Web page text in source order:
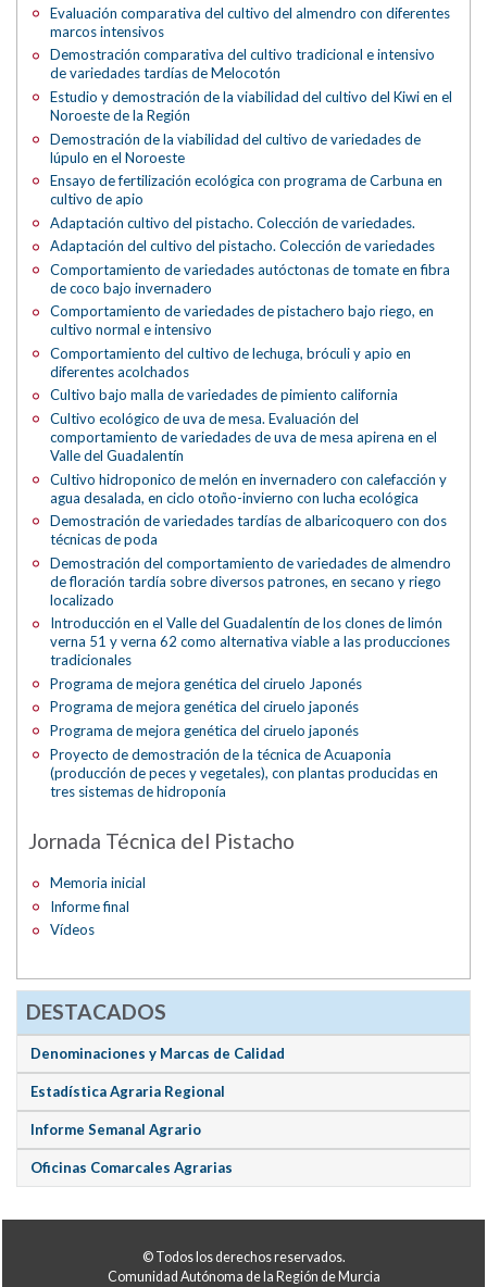
Evaluación comparativa del cultivo del almendro con diferentes
marcos intensivos
Demostración comparativa del cultivo tradicional e intensivo
de variedades tardías de Melocotón
Estudio y demostración de la viabilidad del cultivo del Kiwi en el
Noroeste de la Región
Demostración de la viabilidad del cultivo de variedades de
lúpulo en el Noroeste
Ensayo de fertilización ecológica con programa de Carbuna en
cultivo de apio
Adaptación cultivo del pistacho. Colección de variedades.
Adaptación del cultivo del pistacho. Colección de variedades
Comportamiento de variedades autóctonas de tomate en fibra
de coco bajo invernadero
Comportamiento de variedades de pistachero bajo riego, en
cultivo normal e intensivo
Comportamiento del cultivo de lechuga, bróculi y apio en
diferentes acolchados
Cultivo bajo malla de variedades de pimiento california
Cultivo ecológico de uva de mesa. Evaluación del
comportamiento de variedades de uva de mesa apirena en el
Valle del Guadalentín
Cultivo hidroponico de melón en invernadero con calefacción y
agua desalada, en ciclo otoño-invierno con lucha ecológica
Demostración de variedades tardías de albaricoquero con dos
técnicas de poda
Demostración del comportamiento de variedades de almendro
de floración tardía sobre diversos patrones, en secano y riego
localizado
Introducción en el Valle del Guadalentín de los clones de limón
verna 51 y verna 62 como alternativa viable a las producciones
tradicionales
Programa de mejora genética del ciruelo Japonés
Programa de mejora genética del ciruelo japonés
Programa de mejora genética del ciruelo japonés
Proyecto de demostración de la técnica de Acuaponia
(producción de peces y vegetales), con plantas producidas en
tres sistemas de hidroponía
Jornada Técnica del Pistacho
Memoria inicial
Informe final
Vídeos
DESTACADOS
Denominaciones y Marcas de Calidad
Estadística Agraria Regional
Informe Semanal Agrario
Oficinas Comarcales Agrarias
© Todos los derechos reservados.
Comunidad Autónoma de la Región de Murcia